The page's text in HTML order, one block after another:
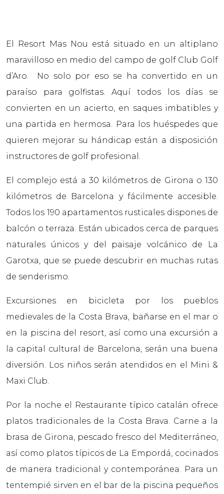
El Resort Mas Nou está situado en un altiplano
maravilloso en medio del campo de golf Club Golf
d’Aro. No solo por eso se ha convertido en un
paraíso para golfistas. Aquí todos los días se
convierten en un acierto, en saques imbatibles y
una partida en hermosa. Para los huéspedes que
quieren mejorar su hándicap están a disposición
instructores de golf profesional.
El complejo está a 30 kilómetros de Girona o 130
kilómetros de Barcelona y fácilmente accesible.
Todos los 190 apartamentos rusticales dispones de
balcón o terraza. Están ubicados cerca de parques
naturales únicos y del paisaje volcánico de La
Garotxa, que se puede descubrir en muchas rutas
de senderismo.
Excursiones en bicicleta por los pueblos
medievales de la Costa Brava, bañarse en el mar o
en la piscina del resort, así como una excursión a
la capital cultural de Barcelona, serán una buena
diversión. Los niños serán atendidos en el Mini &
Maxi Club.
Por la noche el Restaurante típico catalán ofrece
platos tradicionales de la Costa Brava. Carne a la
brasa de Girona, pescado fresco del Mediterráneo,
así como platos típicos de La Empordá, cocinados
de manera tradicional y contemporánea. Para un
tentempié sirven en el bar de la piscina pequeños